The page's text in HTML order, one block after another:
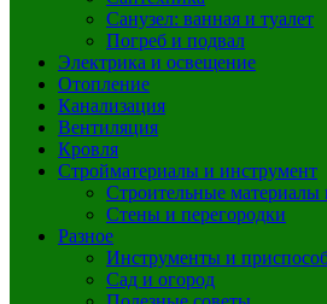
Санузел: ванная и туалет
Погреб и подвал
Электрика и освещение
Отопление
Канализация
Вентиляция
Кровля
Стройматериалы и инструмент
Строительные материалы
Стены и перегородки
Разное
Инструменты и
Сад и огород